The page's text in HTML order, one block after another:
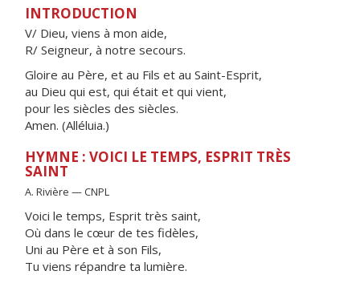
INTRODUCTION
V/ Dieu, viens à mon aide,
R/ Seigneur, à notre secours.
Gloire au Père, et au Fils et au Saint-Esprit,
au Dieu qui est, qui était et qui vient,
pour les siècles des siècles.
Amen. (Alléluia.)
HYMNE : VOICI LE TEMPS, ESPRIT TRÈS
SAINT
A. Rivière — CNPL
Voici le temps, Esprit très saint,
Où dans le cœur de tes fidèles,
Uni au Père et à son Fils,
Tu viens répandre ta lumière.